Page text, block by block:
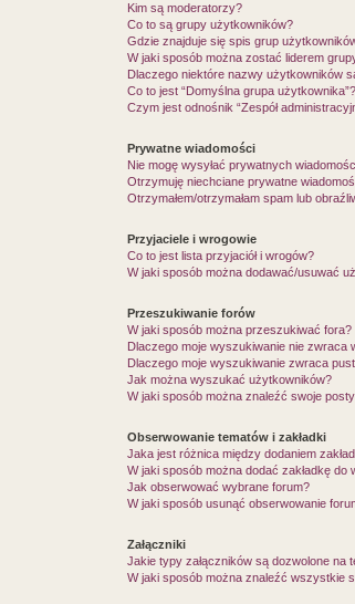
Kim są moderatorzy?
Co to są grupy użytkowników?
Gdzie znajduje się spis grup
W jaki sposób można zostać liderem
Dlaczego niektóre nazwy użytkowników
Co to jest “Domyślna grupa użytkownika”?
Czym jest odnośnik “Zespół
Prywatne wiadomości
Nie mogę wysyłać prywatnych
Otrzymuję niechciane prywatne
Otrzymałem/otrzymałam spam lub
Przyjaciele i wrogowie
Co to jest lista przyjaciół i wrogów?
W jaki sposób można dodawać/usuwać
Przeszukiwanie forów
W jaki sposób można przeszukiwać fora?
Dlaczego moje wyszukiwanie nie zwraca
Dlaczego moje wyszukiwanie zwraca
Jak można wyszukać użytkowników?
W jaki sposób można znaleźć swoje
Obserwowanie tematów i zakładki
Jaka jest różnica między dodaniem
W jaki sposób można dodać zakładkę
Jak obserwować wybrane forum?
W jaki sposób usunąć obserwowanie
Załączniki
Jakie typy załączników są dozwolone na
W jaki sposób można znaleźć wszystkie